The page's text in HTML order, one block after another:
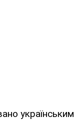
українським